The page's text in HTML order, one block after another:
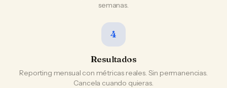
semanas.
4
Resultados
Reporting mensual con métricas reales. Sin permanencias.
Cancela cuando quieras.